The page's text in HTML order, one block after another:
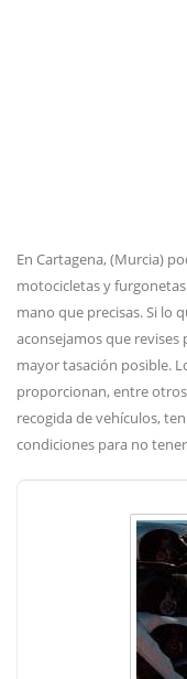
En Cartagena, (Murcia)
motocicletas y
mano que precisas. Si lo
aconsejamos que revises
mayor tasación posible.
proporcionan, entre
recogida de vehículos,
condiciones para no